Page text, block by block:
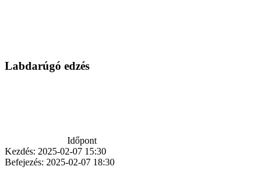
Labdarúgó edzés
Időpont
Kezdés: 2025-02-07 15:30
Befejezés: 2025-02-07 18:30